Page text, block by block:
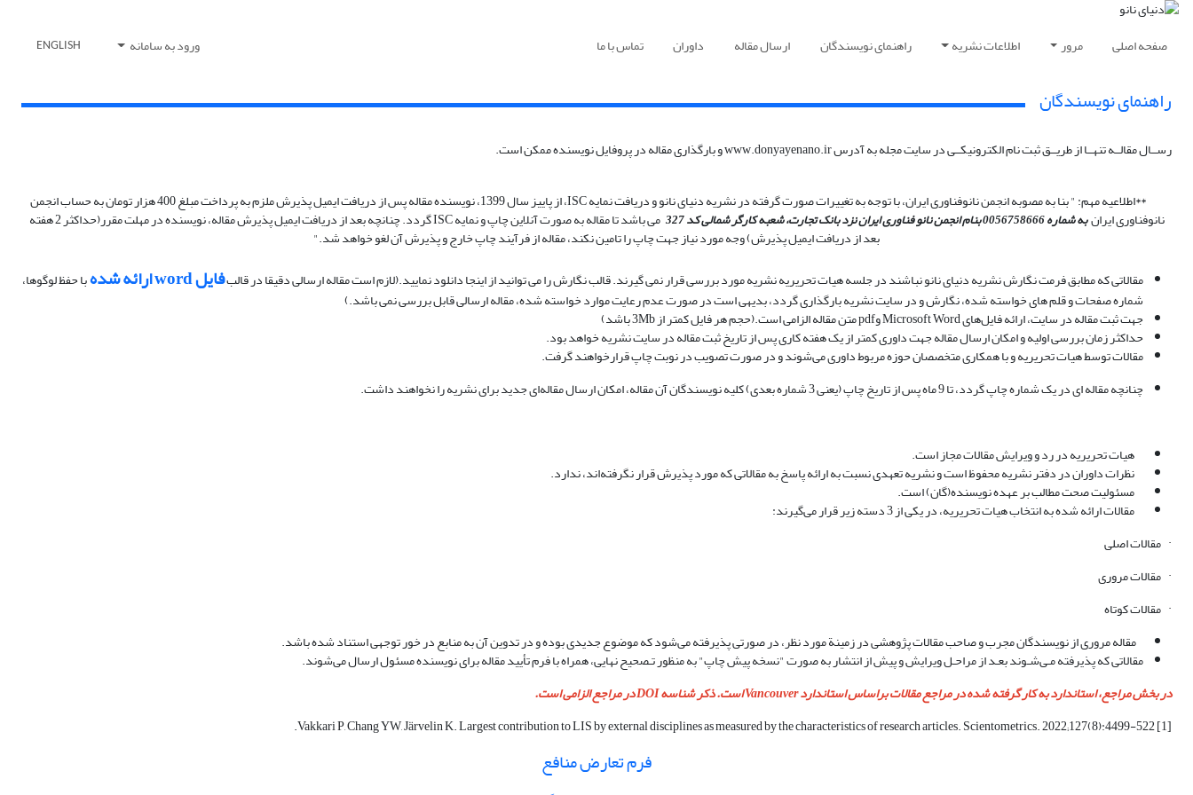
صفحه اصلی مرور اطلاعات نشریه راهنمای نویسندگان ارسال مقاله داوران تماس با ما ورود به سامانه ENGLISH
راهنمای نویسندگان
رســال مقالــه تنهــا از طریــق ثبت نام الکترونیکــی در سایت مجله به آدرس www.donyayenano.ir و بارگذاری مقاله در پروفایل نویسنده ممکن است.
**اطلاعیه مهم: " بنا به مصوبه انجمن نانوفناوری ایران، با توجه به تغییرات صورت گرفته در نشریه دنیای نانو و دریافت نمایه ISC، از پاییز سال 1399، نویسنده مقاله پس از دریافت ایمیل پذیرش ملزم به پرداخت مبلغ 400 هزار تومان به حساب انجمن
نانوفناوری ایرانبهشماره0056758666 بنام انجمن نانو فناوری ایراننزد بانک تجارت، شعبه کارگر شمالی کد 327 می باشد تا مقاله به صورت آنلاین چاپ و نمایه ISC گردد. چنانچه بعد از دریافت ایمیل پذیرش مقاله، نویسنده در مهلت مقرر(حداکثر 2 هفته
بعد از دریافت ایمیل پذیرش) وجه مورد نیاز جهت چاپ را تامین نکند، مقاله از فرآیند چاپ خارج و پذیرش آن لغو خواهد شد."
مقالاتی که مطابق فرمت نگارش نشریه دنیای نانو نباشند در جلسه هیات تحریریه نشریه مورد بررسی قرار نمی گیرند. قالب نگارش را می توانید از اینجا دانلود نمایید.(لازم است مقاله ارسالی دقیقا در قالبفایل word ارائه شده
با حفظ لوگوها،
شماره صفحات و قلم های خواسته شده، نگارش و در سایت نشریه بارگذاری گردد، بدیهی است در صورت عدم رعایت موارد خواسته شده، مقاله ارسالی قابل بررسی نمی باشد.)
جهت ثبت مقاله در سایت، ارائه فایل‌های Microsoft Word وpdf متن مقاله الزامی است.(حجم هر فایل کمتر از 3Mb باشد)
حداکثر زمان بررسی اولیه و امکان ارسال مقاله جهت داوری کمتر از یک هفته کاری پس از تاریخ ثبت مقاله در سایت نشریه خواهد بود.
مقالات توسط هیات تحریریه و با همکاری متخصصان حوزه مربوط داوری می‌شوند و در صورت تصویب در نوبت چاپ قرارخواهند گرفت.
چنانچه مقاله ای در یک شماره چاپ گردد، تا 9 ماه پس از تاریخ چاپ (یعنی 3 شماره بعدی) کلیه نویسندگان آن مقاله، امکان ارسال مقاله‌ای جدید برای نشریه را نخواهند داشت.
هیات تحریریه در رد و ویرایش مقالات مجاز است.
نظرات داوران در دفتر نشریه محفوظ است و نشریه تعهدی نسبت به ارائه پاسخ به مقالاتی که مورد پذیرش قرار نگرفته‌اند، ندارد.
مسئولیت صحت مطالب بر عهده نویسنده(گان) است.
مقالات ارائه شده به انتخاب هیات تحریریه، در یکی از 3 دسته زیر قرار می‌گیرند:
· مقالات اصلی
· مقالات مروری
· مقالات کوتاه
مقاله مروری از نویسندگان مجرب و صاحب مقالات پژوهشی در زمینة مورد نظر، در صورتی پذیرفته می‌شود که موضوع جدیدی بوده و در تدوین آن به منابع در خور توجهی استناد شده باشد.
مقالاتی که پذیرفته مـی‌شـوند بعـد از مراحـل ویرایش و پیش از انتشار به صورت "نسخه پیش چاپ" به منظور تـصحیح نهایی، همراه با فرم تأیید مقاله برای نویسنده مسئول ارسال می‌شوند.
در بخش مراجع، استاندارد به کار گرفته شده در مراجع مقالات براساس استاندارد Vancouver است. ذکر شناسه DOI در مراجع الزامی است.
[1] Vakkari P, Chang YW, Järvelin K. Largest contribution to LIS by external disciplines as measured by the characteristics of research articles. Scientometrics. 2022;127(8):4499-522.
فرم تعارض منافع